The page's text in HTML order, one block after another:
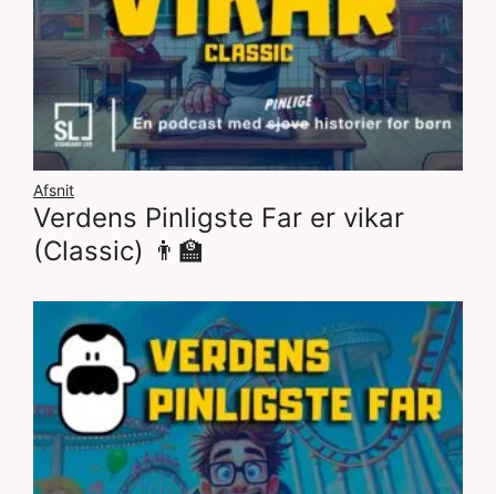
Afsnit
Verdens Pinligste Far er vikar
(Classic) 👨‍🏫